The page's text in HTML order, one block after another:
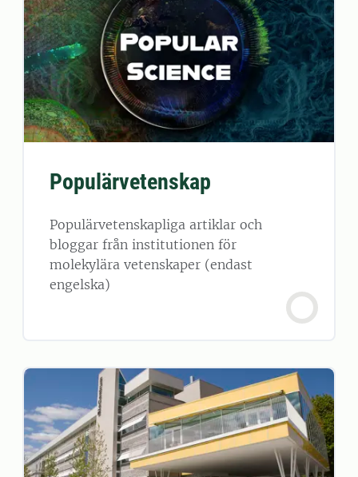
Populärvetenskap
Populärvetenskapliga artiklar och
bloggar från institutionen för
molekylära vetenskaper (endast
engelska)